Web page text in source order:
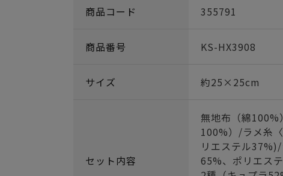
商品コード 355791
商品番号 KS-HX3908
サイズ 約25×25cm
セット内容
無地布（綿
100%）/ラメ糸
リエステル
65%、ポリエス